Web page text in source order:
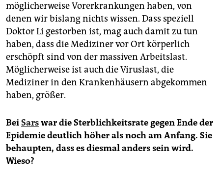
möglicherweise Vorerkrankungen haben, von
denen wir bislang nichts wissen. Dass speziell
Doktor Li gestorben ist, mag auch damit zu tun
haben, dass die Mediziner vor Ort körperlich
erschöpft sind von der massiven Arbeitslast.
Möglicherweise ist auch die Viruslast, die
Mediziner in den Krankenhäusern abgekommen
haben, größer.
BeiSarswar die Sterblichkeitsrate gegen Ende der
Epidemie deutlich höher als noch am Anfang. Sie
behaupten, dass es diesmal anders sein wird.
Wieso?